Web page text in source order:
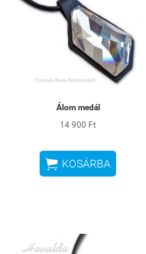
Álom medál
14 900 Ft
 KOSÁRBA